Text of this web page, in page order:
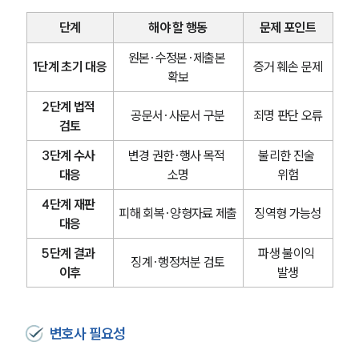
단계 해야 할 행동 문제 포인트
1단계 초기 대응
원본·수정본·제출본
확보
증거 훼손 문제
2단계 법적
검토
공문서·사문서 구분 죄명 판단 오류
3단계 수사
대응
변경 권한·행사 목적
소명
불리한 진술
위험
4단계 재판
대응
피해 회복·양형자료 제출 징역형 가능성
5단계 결과
이후
징계·행정처분 검토
파생 불이익
발생
변호사 필요성